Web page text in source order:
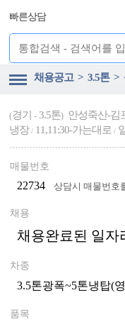
빠른상담
채용공고 > 3.5톤 >
(경기 -3.5톤) 안성죽산-김
냉장/ 11,11:30-가는대로/
매물번호
22734 상담시 매물번호
채용
채용완료된 일자
차종
3.5톤광폭~5톤냉탑(
품목